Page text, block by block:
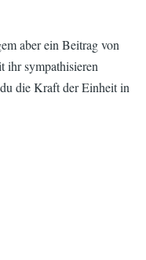
aber ein Beitrag von
ihr sympathisieren
die Kraft der Einheit in